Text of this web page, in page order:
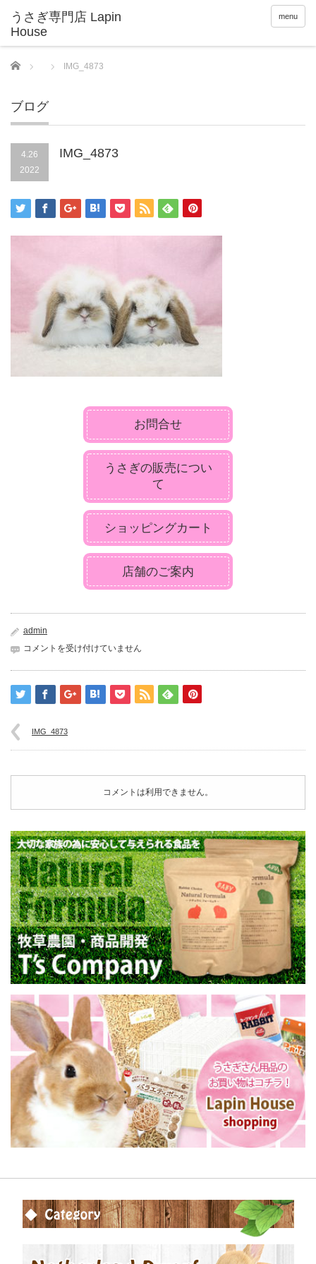
menu
Home IMG_4873
ブログ
4.26
2022
IMG_4873
お問合せ
うさぎの販売につい
て
ショッピングカート
店舗のご案内
admin
IMG_4873
コメントを受け付けていません
IMG_4873
コメントは利用できません。